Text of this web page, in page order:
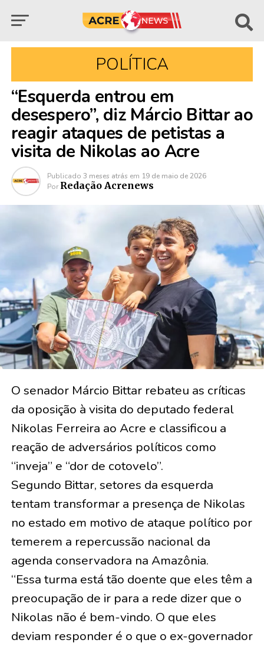
POLÍTICA
“Esquerda entrou em
desespero”, diz Márcio Bittar ao
reagir ataques de petistas a
visita de Nikolas ao Acre
Publicado 3 meses atrás em 19 de maio de 2026
Por Redação Acrenews
O senador Márcio Bittar rebateu as críticas
da oposição à visita do deputado federal
Nikolas Ferreira ao Acre e classificou a
reação de adversários políticos como
“inveja” e “dor de cotovelo”.
Segundo Bittar, setores da esquerda
tentam transformar a presença de Nikolas
no estado em motivo de ataque político por
temerem a repercussão nacional da
agenda conservadora na Amazônia.
“Essa turma está tão doente que eles têm a
preocupação de ir para a rede dizer que o
Nikolas não é bem-vindo. O que eles
deviam responder é o que o ex-governador